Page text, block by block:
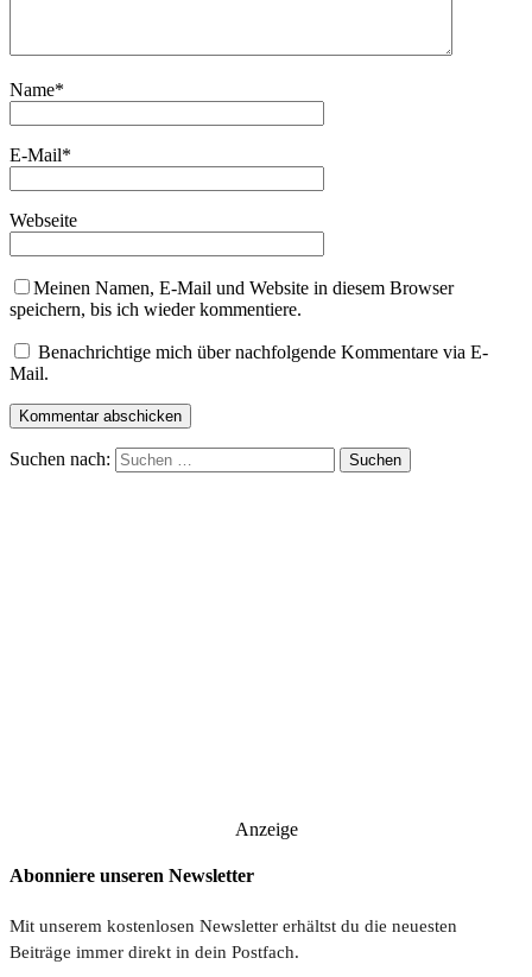
Name*
E-Mail*
Webseite
Meinen Namen, E-Mail und Website in diesem Browser
speichern, bis ich wieder kommentiere.
Benachrichtige mich über nachfolgende Kommentare via E-
Mail.
Suchen nach:
Anzeige
Abonniere unseren Newsletter
Mit unserem kostenlosen Newsletter erhältst du die neuesten
Beiträge immer direkt in dein Postfach.